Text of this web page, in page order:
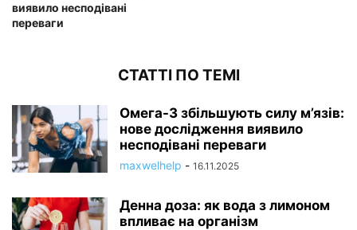
виявило несподівані
переваги
СТАТТІ ПО ТЕМІ
Омега-3 збільшують силу м’язів:
нове дослідження виявило
несподівані переваги
maxwelhelp - 16.11.2025
Денна доза: як вода з лимоном
впливає на організм